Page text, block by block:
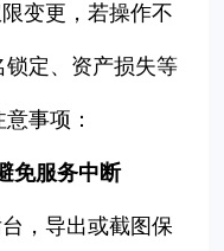
变更，若操作不
定、资产损失等
事项：
免服务中断
，导出或截图保